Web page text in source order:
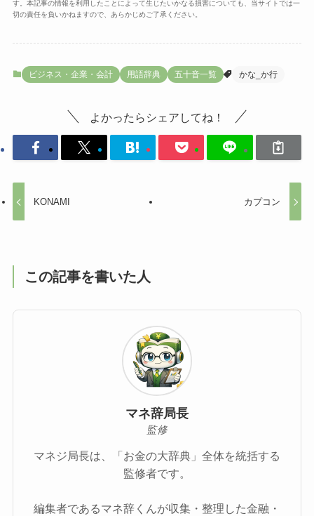
す。本記事の情報を利用したことによって生じたいかなる損害についても、当サイトでは一
切の責任を負いかねますので、あらかじめご了承ください。
ビジネス・企業・会計 用語辞典 五十音一覧 かな_か行
よかったらシェアしてね！
KONAMI カプコン
この記事を書いた人
マネ辞局長
監修
マネジ局長は、「お金の大辞典」全体を統括する
監修者です。
編集者であるマネ辞くんが収集・整理した金融・